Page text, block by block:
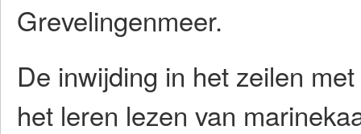
Grevelingenmeer.
De inwijding in het zeilen
het leren lezen van